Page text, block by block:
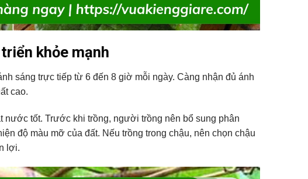
khỏe mạnh
sáng trực tiếp từ 6 đến 8 giờ mỗi ngày. Càng nhận đủ ánh
cao.
tốt. Trước khi trồng, người trồng nên bổ sung phân
độ màu mỡ của đất. Nếu trồng trong chậu, nên chọn chậu
lợi.